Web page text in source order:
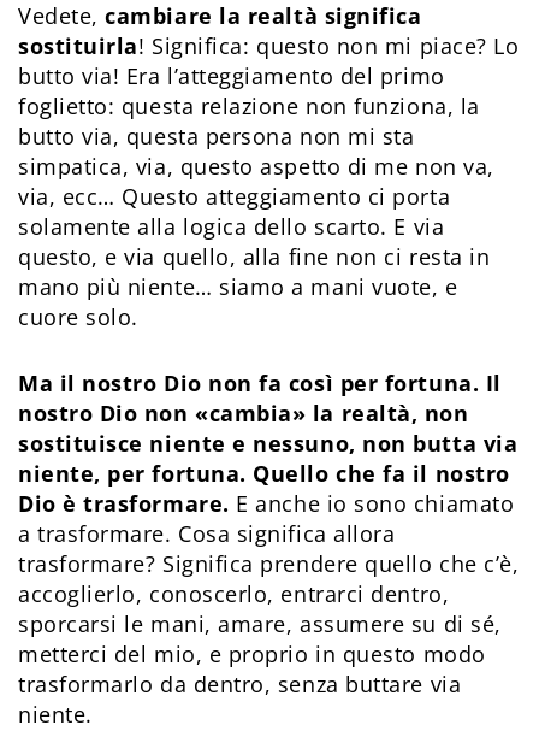
Vedete,cambiare la realtà significa
sostituirla! Significa: questo non mi piace? Lo
butto via! Era l’atteggiamento del primo
foglietto: questa relazione non funziona, la
butto via, questa persona non mi sta
simpatica, via, questo aspetto di me non va,
via, ecc… Questo atteggiamento ci porta
solamente alla logica dello scarto. E via
questo, e via quello, alla fine non ci resta in
mano più niente… siamo a mani vuote, e
cuore solo.
Ma il nostro Dio non fa così per fortuna. Il
nostro Dio non «cambia» la realtà, non
sostituisce niente e nessuno, non butta via
niente, per fortuna. Quello che fa il nostro
Dio è trasformare. E anche io sono chiamato
a trasformare. Cosa significa allora
trasformare? Significa prendere quello che c’è,
accoglierlo, conoscerlo, entrarci dentro,
sporcarsi le mani, amare, assumere su di sé,
metterci del mio, e proprio in questo modo
trasformarlo da dentro, senza buttare via
niente.